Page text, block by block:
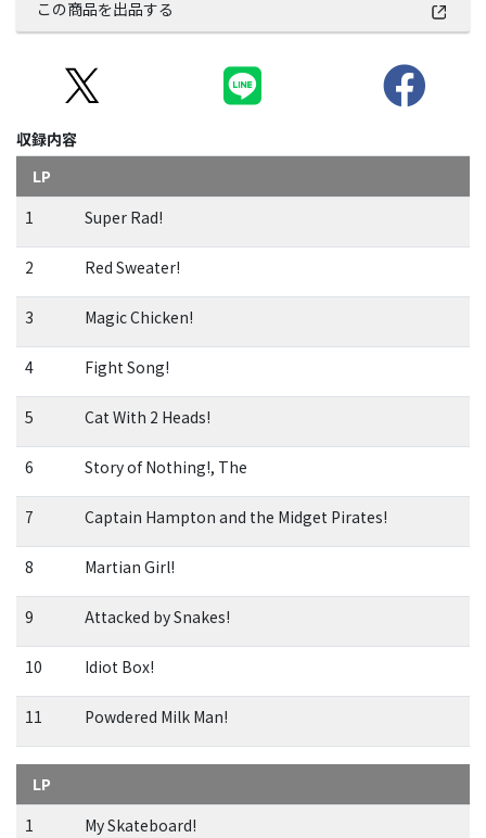
この商品を出品する
収録内容
LP
1
Super Rad!
2 Red Sweater!
3 Magic Chicken!
4 Fight Song!
5 Cat With 2 Heads!
6 Story of Nothing!, The
7 Captain Hampton and the Midget Pirates!
8 Martian Girl!
9 Attacked by Snakes!
10 Idiot Box!
11 Powdered Milk Man!
LP
1
My Skateboard!